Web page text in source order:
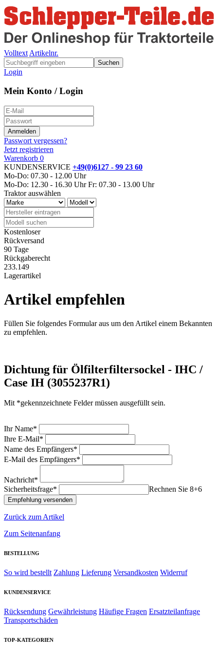
Volltext Artikelnr.
Suchen
Login
Mein Konto / Login
Passwort vergessen?
Jetzt registrieren
Warenkorb 0
KUNDENSERVICE +49(0)6127 - 99 23 60
Mo-Do: 07.30 - 12.00 Uhr
Mo-Do: 12.30 - 16.30 Uhr Fr: 07.30 - 13.00 Uhr
Traktor auswählen
Kostenloser
Rückversand
90 Tage
Rückgaberecht
233.149
Lagerartikel
Artikel empfehlen
Füllen Sie folgendes Formular aus um den Artikel einem Bekannten
zu empfehlen.
Dichtung für Ölfilterfiltersockel - IHC /
Case IH (3055237R1)
Mit *gekennzeichnete Felder müssen ausgefüllt sein.
Ihr Name*
Ihre E-Mail*
Name des Empfängers*
E-Mail des Empfängers*
Nachricht*
Sicherheitsfrage*
Rechnen Sie 8+6
Zurück zum Artikel
Zum Seitenanfang
BESTELLUNG
So wird bestellt Zahlung Lieferung Versandkosten Widerruf
KUNDENSERVICE
Rücksendung Gewährleistung Häufige Fragen Ersatzteilanfrage
Transportschäden
TOP-KATEGORIEN